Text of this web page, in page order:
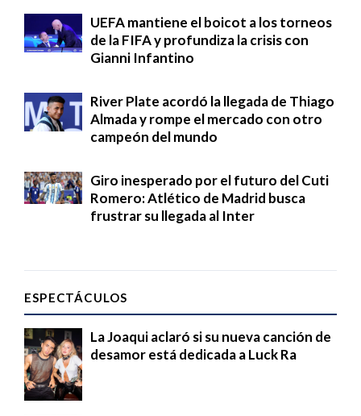
UEFA mantiene el boicot a los torneos
de la FIFA y profundiza la crisis con
Gianni Infantino
River Plate acordó la llegada de Thiago
Almada y rompe el mercado con otro
campeón del mundo
Giro inesperado por el futuro del Cuti
Romero: Atlético de Madrid busca
frustrar su llegada al Inter
ESPECTÁCULOS
La Joaqui aclaró si su nueva canción de
desamor está dedicada a Luck Ra